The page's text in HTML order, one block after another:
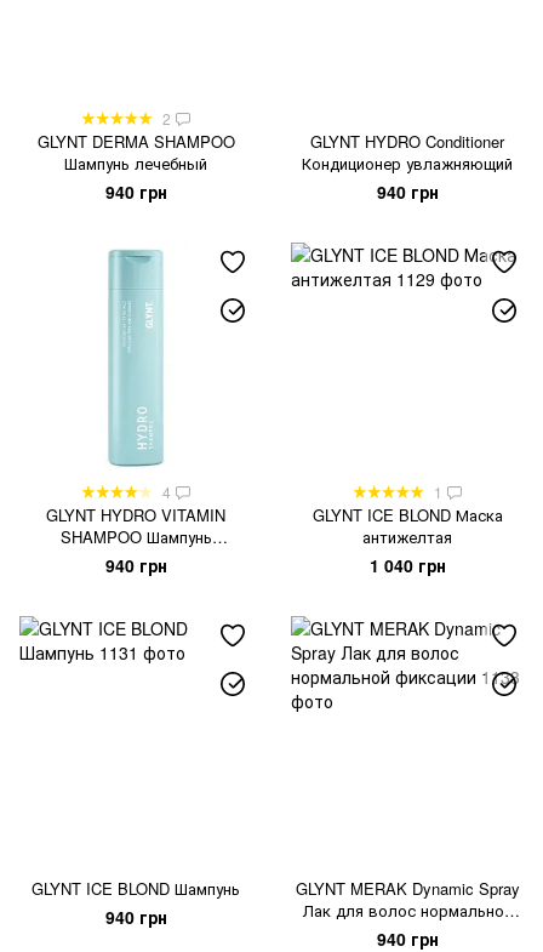
2
GLYNT DERMA SHAMPOO
Шампунь лечебный
940 грн
GLYNT HYDRO Conditioner
Кондиционер увлажняющий
940 грн
4
GLYNT HYDRO VITAMIN
SHAMPOO Шампунь
увлажняющий
940 грн
1
GLYNT ICE BLOND Маска
антижелтая
1 040 грн
GLYNT ICE BLOND Шампунь
940 грн
GLYNT MERAK Dynamic Spray
Лак для волос нормальной
фиксации
940 грн